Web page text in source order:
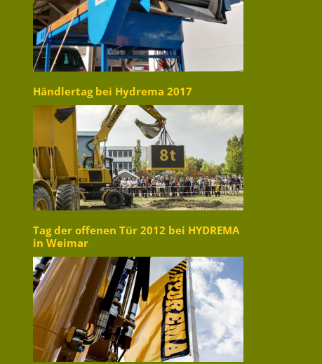
Händlertag bei Hydrema 2017
Tag der offenen Tür 2012 bei HYDREMA
in Weimar